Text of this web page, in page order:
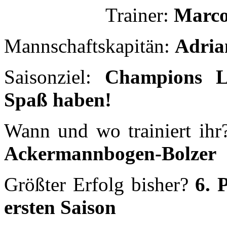
Trainer:
Mannschaftskapitän:
Saisonziel: Champions
Spaß haben!
Wann und wo trainiert
Ackermannbogen-Bolzer
Größter Erfolg bisher? 6.
ersten Saison